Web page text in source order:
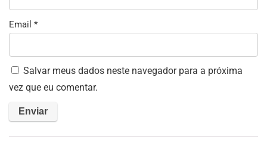
Email *
Salvar meus dados neste navegador para a próxima
vez que eu comentar.